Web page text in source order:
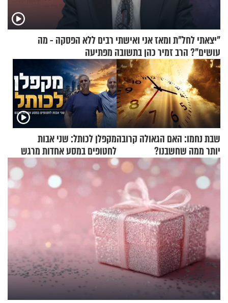
"יצאתי לחל"ת ומאז אני ואישתי רבים ללא הפסקה - מה
עושים"? הרב זמיר כהן בתשובה מפתיעה
שבת נחמו: האם הגאולה קרובה
יותר ממה שחשבנו?
מקפלן לכותל: שני אבות
לחטופים במסע אחדות מרגש